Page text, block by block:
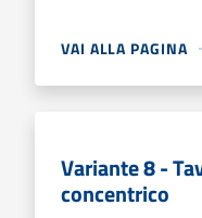
VAI ALLA PAGINA
Variante 8 -
concentrico